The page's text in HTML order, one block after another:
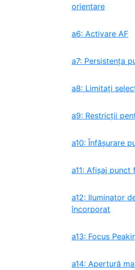
orientare
a6: Activare AF
a7: Persistența
a8: Limitați
a9: Restricții
a10: Înfăşurare
a11: Afișaj punct
a12: Iluminator
încorporat
a13: Focus
a14: Apertură